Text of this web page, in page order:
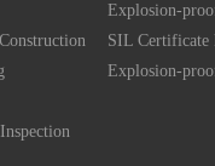
Explosion-
SIL Certificate
Explosion-